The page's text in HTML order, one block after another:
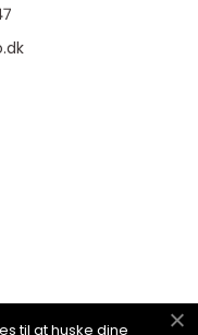
til at huske dine